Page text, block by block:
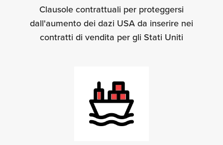
Clausole contrattuali per proteggersi
dall'aumento dei dazi USA da inserire nei
contratti di vendita per gli Stati Uniti